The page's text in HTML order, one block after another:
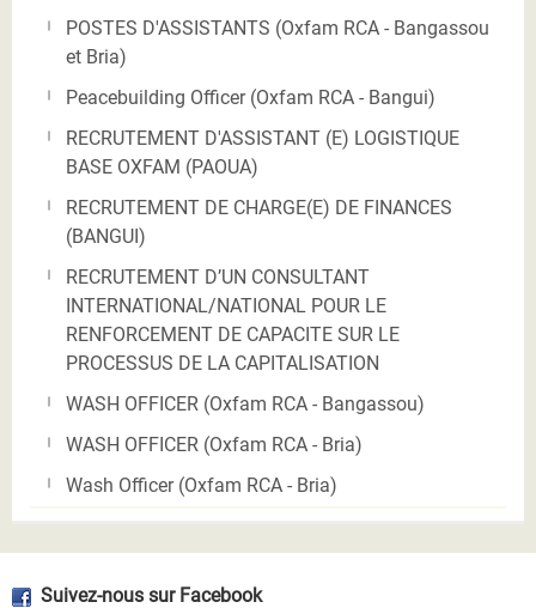
POSTES D'ASSISTANTS (Oxfam RCA - Bangassou
et Bria)
Peacebuilding Officer (Oxfam RCA - Bangui)
RECRUTEMENT D'ASSISTANT (E) LOGISTIQUE
BASE OXFAM (PAOUA)
RECRUTEMENT DE CHARGE(E) DE FINANCES
(BANGUI)
RECRUTEMENT D’UN CONSULTANT
INTERNATIONAL/NATIONAL POUR LE
RENFORCEMENT DE CAPACITE SUR LE
PROCESSUS DE LA CAPITALISATION
WASH OFFICER (Oxfam RCA - Bangassou)
WASH OFFICER (Oxfam RCA - Bria)
Wash Officer (Oxfam RCA - Bria)
Suivez-nous sur Facebook